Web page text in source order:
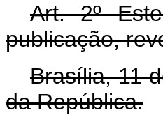
Art. 2º
publicação,
Brasília, 11
da República.